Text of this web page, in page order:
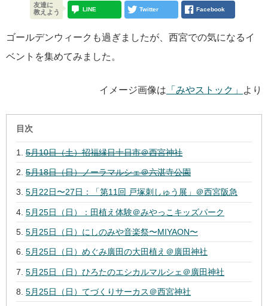
ゴールデンウィークも過ぎましたが、西宮での気になるイ
ベントを集めてみました。
イメージ画像は 「みやストック」 より
目次
5月10日（土）招福縁日十日市＠西宮神社
5月18日（日）ノーラマルシェ＠六湛寺公園
5月22日〜27日：「第11回 戸塚刺しゅう展」＠西宮阪急
5月25日（日）：田植え体験＠みやっこキッズパーク
5月25日（日）にしのみや⾳楽祭〜MIYAON〜
5月25日（日）めぐみ廣田の大田植え＠廣田神社
5月25日（日）ひろたのエシカルマルシェ＠廣田神社
5月25日（日）てづくりサーカス＠西宮神社
友達に
教えよう
LINE Twitter Facebook